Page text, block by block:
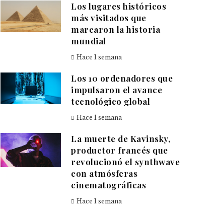
Los lugares históricos
más visitados que
marcaron la historia
mundial
Hace 1 semana
Los 10 ordenadores que
impulsaron el avance
tecnológico global
Hace 1 semana
La muerte de Kavinsky,
productor francés que
revolucionó el synthwave
con atmósferas
cinematográficas
Hace 1 semana